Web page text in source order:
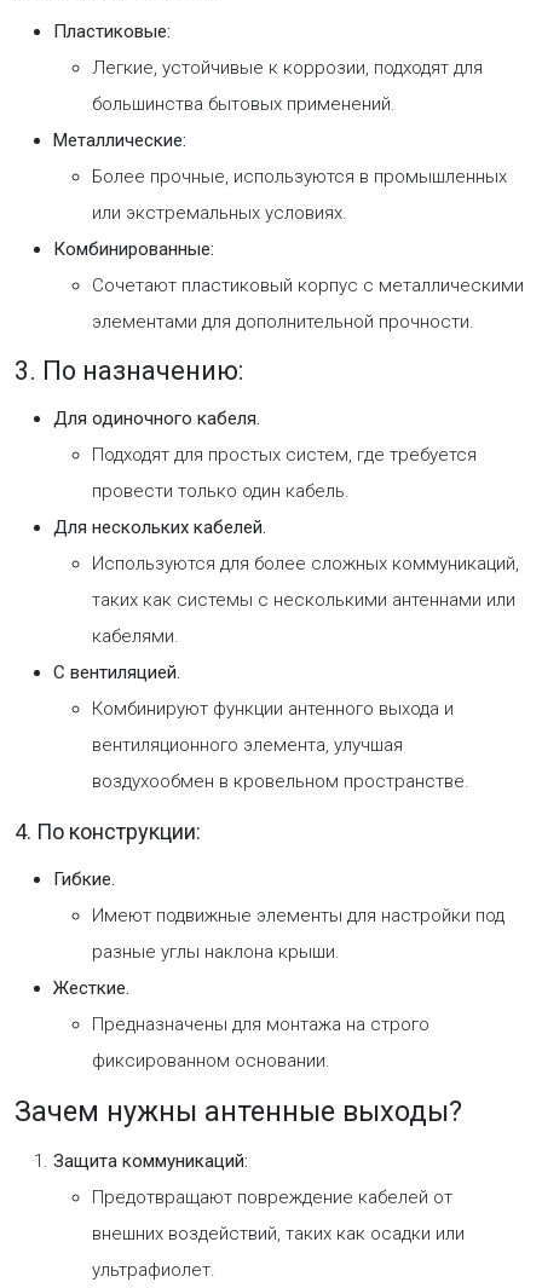
Пластиковые:
Легкие, устойчивые к коррозии, подходят для
большинства бытовых применений.
Металлические:
Более прочные, используются в промышленных
или экстремальных условиях.
Комбинированные:
Сочетают пластиковый корпус с металлическими
элементами для дополнительной прочности.
3. По назначению:
Для одиночного кабеля.
Подходят для простых систем, где требуется
провести только один кабель.
Для нескольких кабелей.
Используются для более сложных коммуникаций,
таких как системы с несколькими антеннами или
кабелями.
С вентиляцией.
Комбинируют функции антенного выхода и
вентиляционного элемента, улучшая
воздухообмен в кровельном пространстве.
4. По конструкции:
Гибкие.
Имеют подвижные элементы для настройки под
разные углы наклона крыши.
Жесткие.
Предназначены для монтажа на строго
фиксированном основании.
Зачем нужны антенные выходы?
Защита коммуникаций:
Предотвращают повреждение кабелей от
внешних воздействий, таких как осадки или
ультрафиолет.